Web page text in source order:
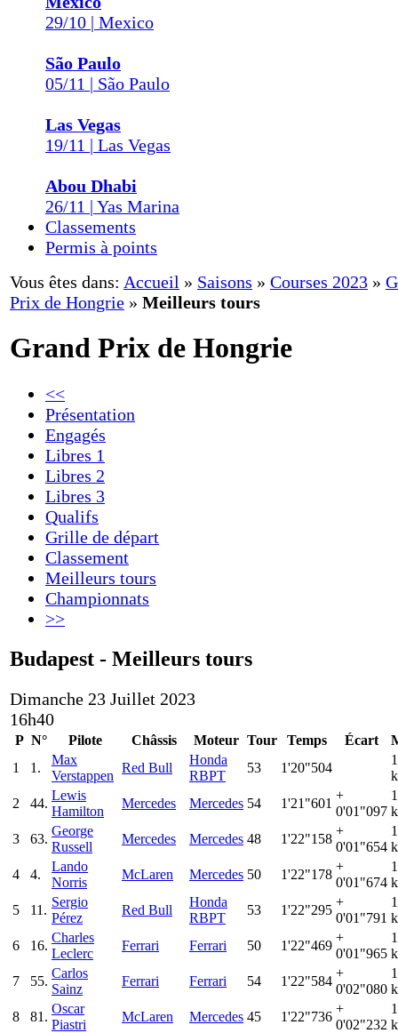
29/10 | Mexico
São Paulo
05/11 | São Paulo
Las Vegas
19/11 | Las Vegas
Abou Dhabi
26/11 | Yas Marina
Classements
Permis à points
Vous êtes dans: Accueil » Saisons » Courses 2023 »
Prix de Hongrie » Meilleurs tours
Grand Prix de Hongrie
<<
Présentation
Engagés
Libres 1
Libres 2
Libres 3
Qualifs
Grille de départ
Classement
Meilleurs tours
Championnats
>>
Budapest - Meilleurs tours
Dimanche 23 Juillet 2023
16h40
P N° Pilote Châssis Moteur Tour Temps Écart
1
1.
Max
Verstappen
Red Bull
Honda
RBPT
53 1'20"504
2
44.
Lewis
Hamilton
Mercedes Mercedes 54 1'21"601
+
0'01"097
3
63.
George
Russell
Mercedes Mercedes 48 1'22"158
+
0'01"654
4
4.
Lando
Norris
McLaren Mercedes 50 1'22"178
+
0'01"674
5
11.
Sergio
Pérez
Red Bull
Honda
RBPT
53 1'22"295
+
0'01"791
6
16.
Charles
Leclerc
Ferrari Ferrari 50 1'22"469
+
0'01"965
7
55.
Carlos
Sainz
Ferrari Ferrari 54 1'22"584
+
0'02"080
8
81.
Oscar
Piastri
McLaren Mercedes 45 1'22"736
+
0'02"232